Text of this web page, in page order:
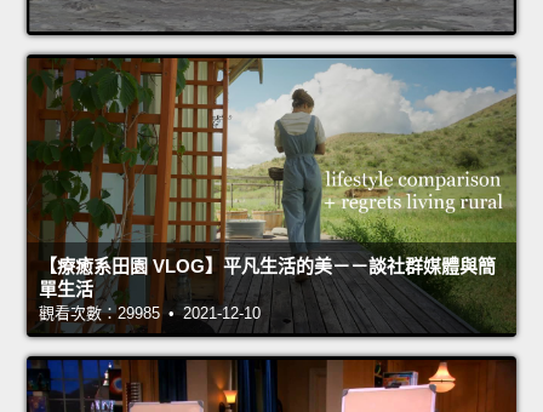
【療癒系田園 VLOG】平凡生活的美－－談社群媒體與簡
單生活
觀看次數：29985 • 2021-12-10